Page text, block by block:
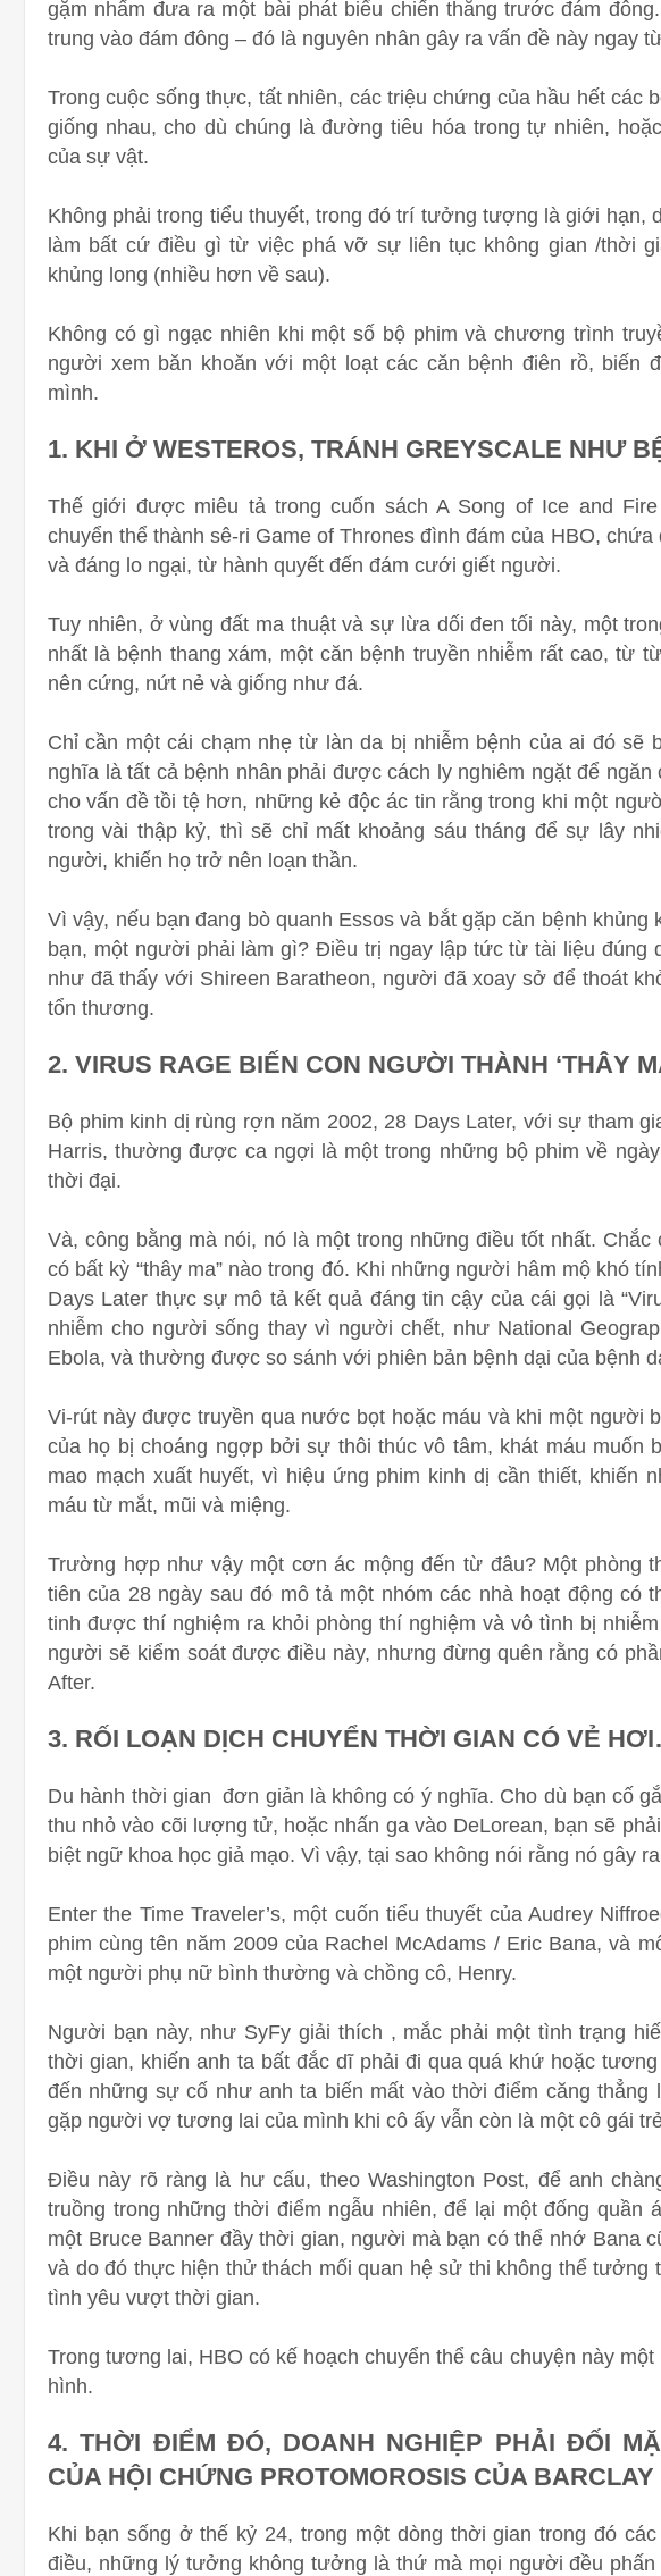
gặm nhấm đưa ra một bài phát biểu chiến thắng trước đám
trung vào đám đông – đó là nguyên nhân gây ra vấn đề này ngay
Trong cuộc sống thực, tất nhiên, các triệu chứng của hầu hết các
giống nhau, cho dù chúng là đường tiêu hóa trong tự nhiên,
của sự vật.
Không phải trong tiểu thuyết, trong đó trí tưởng tượng là giới hạn,
làm bất cứ điều gì từ việc phá vỡ sự liên tục không gian /thời
khủng long (nhiều hơn về sau).
Không có gì ngạc nhiên khi một số bộ phim và chương trình
người xem băn khoăn với một loạt các căn bệnh điên rồ, biến
mình.
1. KHI Ở WESTEROS, TRÁNH GREYSCALE NHƯ
Thế giới được miêu tả trong cuốn sách A Song of Ice and
chuyển thể thành sê-ri Game of Thrones đình đám của HBO,
và đáng lo ngại, từ hành quyết đến đám cưới giết người.
Tuy nhiên, ở vùng đất ma thuật và sự lừa dối đen tối này, một
nhất là bệnh thang xám, một căn bệnh truyền nhiễm rất cao, từ
nên cứng, nứt nẻ và giống như đá.
Chỉ cần một cái chạm nhẹ từ làn da bị nhiễm bệnh của ai đó sẽ
nghĩa là tất cả bệnh nhân phải được cách ly nghiêm ngặt để
cho vấn đề tồi tệ hơn, những kẻ độc ác tin rằng trong khi một
trong vài thập kỷ, thì sẽ chỉ mất khoảng sáu tháng để sự lây
người, khiến họ trở nên loạn thần.
Vì vậy, nếu bạn đang bò quanh Essos và bắt gặp căn bệnh khủng
bạn, một người phải làm gì? Điều trị ngay lập tức từ tài liệu đúng
như đã thấy với Shireen Baratheon, người đã xoay sở để thoát
tổn thương.
2. VIRUS RAGE BIẾN CON NGƯỜI THÀNH ‘THÂY
Bộ phim kinh dị rùng rợn năm 2002, 28 Days Later, với sự tham
Harris, thường được ca ngợi là một trong những bộ phim về
thời đại.
Và, công bằng mà nói, nó là một trong những điều tốt nhất.
có bất kỳ “thây ma” nào trong đó. Khi những người hâm mộ khó
Days Later thực sự mô tả kết quả đáng tin cậy của cái gọi là
nhiễm cho người sống thay vì người chết, như National
Ebola, và thường được so sánh với phiên bản bệnh dại của bệnh
Vi-rút này được truyền qua nước bọt hoặc máu và khi một người
của họ bị choáng ngợp bởi sự thôi thúc vô tâm, khát máu
mao mạch xuất huyết, vì hiệu ứng phim kinh dị cần thiết, khiến
máu từ mắt, mũi và miệng.
Trường hợp như vậy một cơn ác mộng đến từ đâu? Một phòng
tiên của 28 ngày sau đó mô tả một nhóm các nhà hoạt động có
tinh được thí nghiệm ra khỏi phòng thí nghiệm và vô tình bị
người sẽ kiểm soát được điều này, nhưng đừng quên rằng có
After.
3. RỐI LOẠN DỊCH CHUYỂN THỜI GIAN CÓ VẺ
Du hành thời gian đơn giản là không có ý nghĩa. Cho dù bạn cố
thu nhỏ vào cõi lượng tử, hoặc nhấn ga vào DeLorean, bạn sẽ
biệt ngữ khoa học giả mạo. Vì vậy, tại sao không nói rằng nó gây
Enter the Time Traveler’s, một cuốn tiểu thuyết của Audrey
phim cùng tên năm 2009 của Rachel McAdams / Eric Bana, và
một người phụ nữ bình thường và chồng cô, Henry.
Người bạn này, như SyFy giải thích , mắc phải một tình trạng
thời gian, khiến anh ta bất đắc dĩ phải đi qua quá khứ hoặc
đến những sự cố như anh ta biến mất vào thời điểm căng
gặp người vợ tương lai của mình khi cô ấy vẫn còn là một cô gái
Điều này rõ ràng là hư cấu, theo Washington Post, để anh
truồng trong những thời điểm ngẫu nhiên, để lại một đống quần
một Bruce Banner đầy thời gian, người mà bạn có thể nhớ Bana
và do đó thực hiện thử thách mối quan hệ sử thi không thể tưởng
tình yêu vượt thời gian.
Trong tương lai, HBO có kế hoạch chuyển thể câu chuyện này
hình.
4. THỜI ĐIỂM ĐÓ, DOANH NGHIỆP PHẢI ĐỐI
CỦA HỘI CHỨNG PROTOMOROSIS CỦA BARCLAY
Khi bạn sống ở thế kỷ 24, trong một dòng thời gian trong đó
điều, những lý tưởng không tưởng là thứ mà mọi người đều